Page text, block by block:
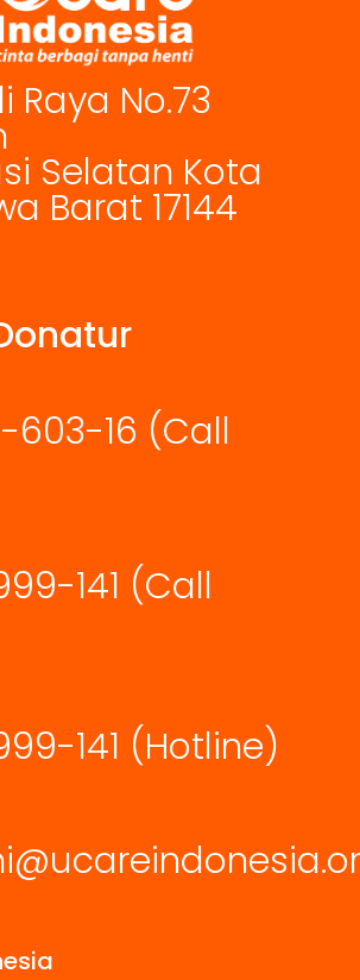
Raya No.73
Selatan Kota
Barat 17144
603-16 (Call
141 (Call
141 (Hotline)